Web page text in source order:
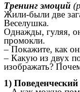
Тренинг эмоций
Жили-были две
Веселушка.
Однажды, гуляя,
промокли.
– Покажите, как
– Какую из двух
изображать?
1)